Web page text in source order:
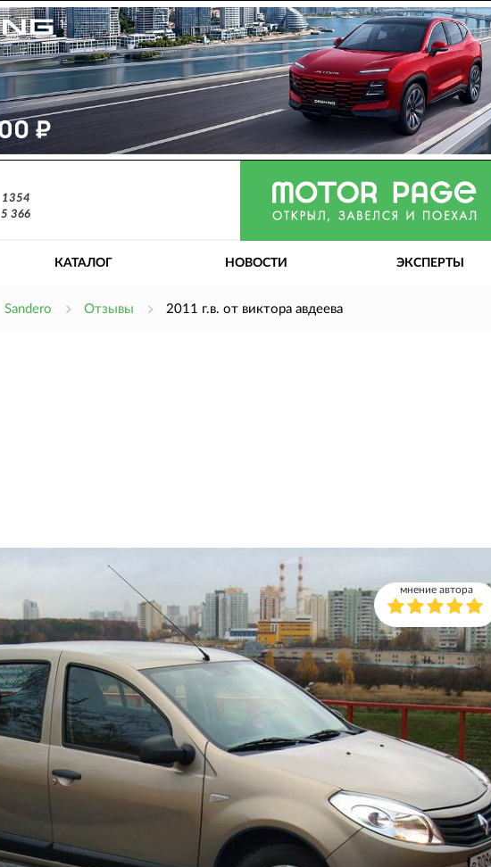
1354
5 366
КАТАЛОГ НОВОСТИ ЭКСПЕРТЫ
Sandero Отзывы 2011 г.в. от виктора авдеева
мнение автора